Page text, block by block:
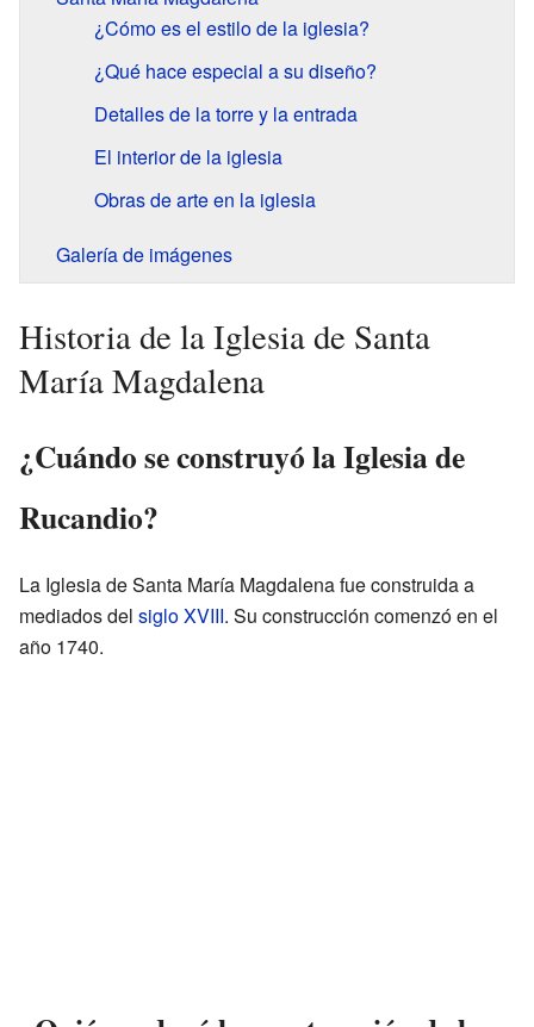
¿Cómo es el estilo de la iglesia?
¿Qué hace especial a su diseño?
Detalles de la torre y la entrada
El interior de la iglesia
Obras de arte en la iglesia
Galería de imágenes
Historia de la Iglesia de Santa
María Magdalena
¿Cuándo se construyó la Iglesia de
Rucandio?
La Iglesia de Santa María Magdalena fue construida a
mediados del siglo XVIII. Su construcción comenzó en el
año 1740.